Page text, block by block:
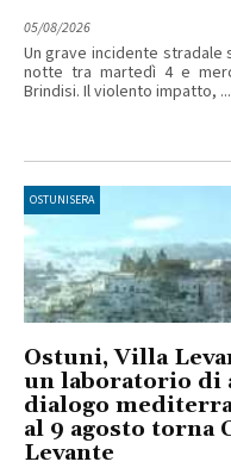
05/08/2026
Un grave incidente stradale
notte tra martedì 4 e
Brindisi. Il violento impatto, ...
OSTUNISERA
Ostuni, Villa
un laboratorio di
dialogo
al 9 agosto torna
Levante